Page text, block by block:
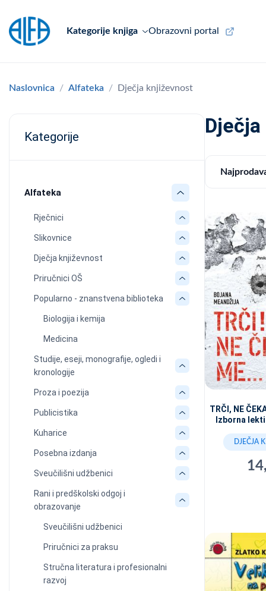
Kategorije knjiga Obrazovni portal
Naslovnica Alfateka Dječja književnost
Kategorije
Alfateka
Rječnici
Slikovnice
Dječja književnost
Priručnici OŠ
Popularno - znanstvena biblioteka
Biologija i kemija
Medicina
Studije, eseji, monografije, ogledi i
kronologije
Proza i poezija
Publicistika
Kuharice
Posebna izdanja
Sveučilišni udžbenici
Rani i predškolski odgoj i
obrazovanje
Sveučilišni udžbenici
Priručnici za praksu
Stručna literatura i profesionalni
razvoj
TRČI, NE
Izborna
DJEČJA